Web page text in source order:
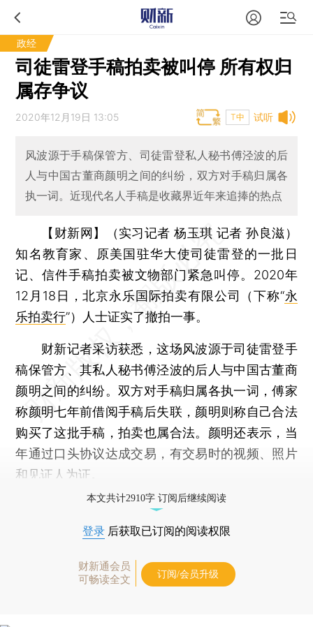
政经
司徒雷登手稿拍卖被叫停 所有权归
属存争议
试听
2020年12月19日 13:05 T中
风波源于手稿保管方、司徒雷登私人秘书傅泾波的后
人与中国古董商颜明之间的纠纷，双方对手稿归属各
执一词。近现代名人手稿是收藏界近年来追捧的热点
【财新网】（实习记者 杨玉琪 记者 孙良滋）
知名教育家、原美国驻华大使司徒雷登的一批日
记、信件手稿拍卖被文物部门紧急叫停。2020年
12月18日，北京永乐国际拍卖有限公司（下称“永
乐拍卖行”）人士证实了撤拍一事。
财新记者采访获悉，这场风波源于司徒雷登手
稿保管方、其私人秘书傅泾波的后人与中国古董商
颜明之间的纠纷。双方对手稿归属各执一词，傅家
称颜明七年前借阅手稿后失联，颜明则称自己合法
购买了这批手稿，拍卖也属合法。颜明还表示，当
年通过口头协议达成交易，有交易时的视频、照片
和见证人为证。
本文共计2910字 订阅后继续阅读
登录 后获取已订阅的阅读权限
财新通会员
可畅读全文
订阅/会员升级